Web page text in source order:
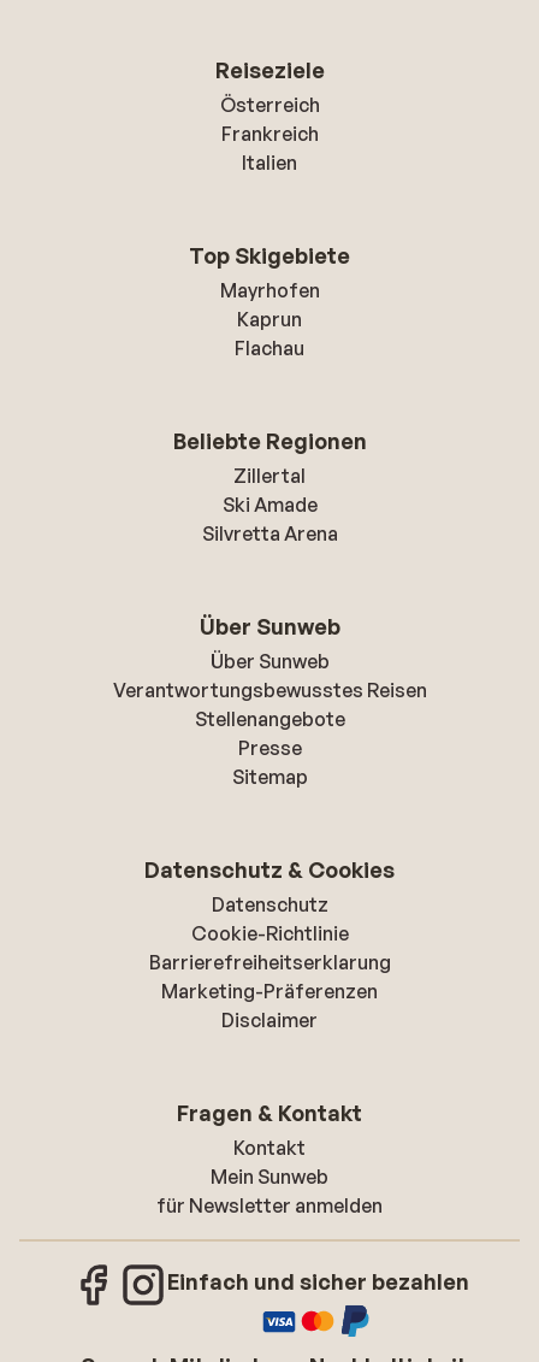
Reiseziele
Österreich
Frankreich
Italien
Top Skigebiete
Mayrhofen
Kaprun
Flachau
Beliebte Regionen
Zillertal
Ski Amade
Silvretta Arena
Über Sunweb
Über Sunweb
Verantwortungsbewusstes Reisen
Stellenangebote
Presse
Sitemap
Datenschutz & Cookies
Datenschutz
Cookie-Richtlinie
Barrierefreiheitserklarung
Marketing-Präferenzen
Disclaimer
Fragen & Kontakt
Kontakt
Mein Sunweb
für Newsletter anmelden
Einfach und sicher bezahlen